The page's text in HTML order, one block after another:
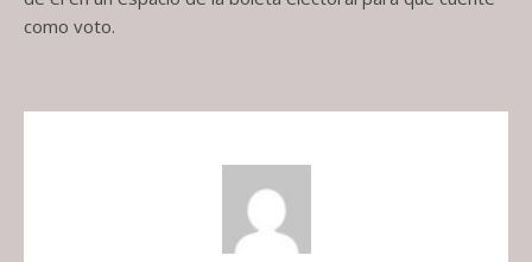
como voto.